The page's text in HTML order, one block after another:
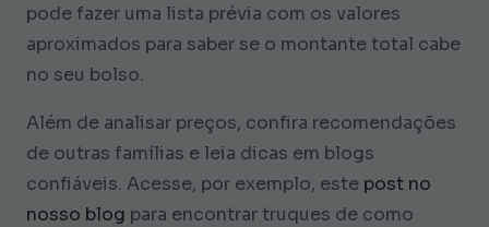
pode fazer uma lista prévia com os valores
aproximados para saber se o montante total cabe
no seu bolso.
Além de analisar preços, confira recomendações
de outras famílias e leia dicas em blogs
confiáveis. Acesse, por exemplo, este post no
nosso blog para encontrar truques de como